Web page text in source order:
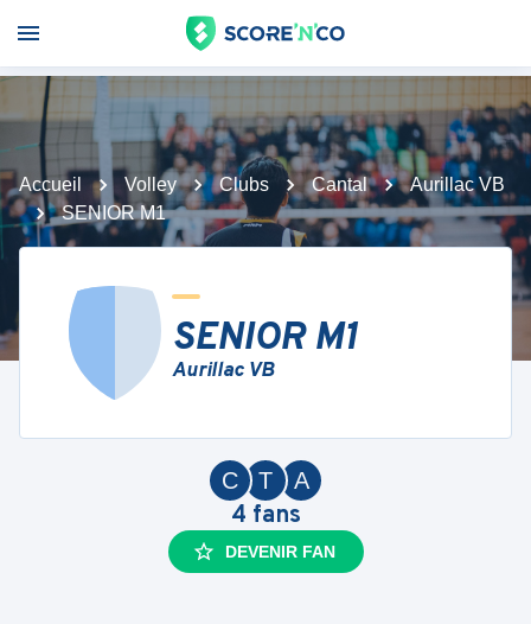
Accueil Volley Clubs Cantal
Aurillac VB
SENIOR M1
SENIOR M1
Aurillac VB
A
T
C
4 fans
DEVENIR FAN